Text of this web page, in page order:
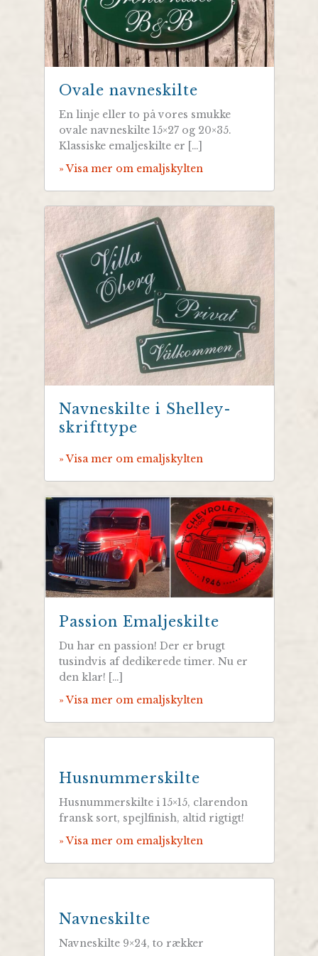
Ovale navneskilte
En linje eller to på vores smukke
ovale navneskilte 15×27 og 20×35.
Klassiske emaljeskilte er […]
» Visa mer om emaljskylten
Navneskilte i Shelley-
skrifttype
» Visa mer om emaljskylten
Passion Emaljeskilte
Du har en passion! Der er brugt
tusindvis af dedikerede timer. Nu er
den klar! […]
» Visa mer om emaljskylten
Husnummerskilte
Husnummerskilte i 15×15, clarendon
fransk sort, spejlfinish, altid rigtigt!
» Visa mer om emaljskylten
Navneskilte
Navneskilte 9×24, to rækker